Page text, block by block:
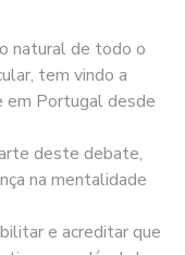
natural de todo o
tem vindo a
em Portugal desde
deste debate,
na mentalidade
e acreditar que